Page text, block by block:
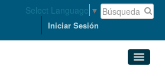
Select Language ▼
Iniciar Sesión